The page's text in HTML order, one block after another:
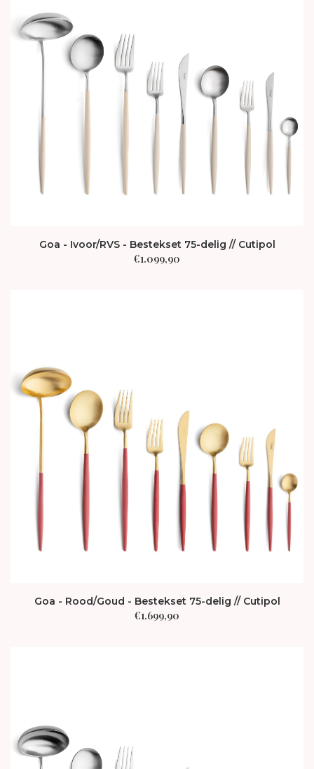
Goa - Ivoor/RVS - Bestekset 75-delig // Cutipol
€1.099,90
Goa - Rood/Goud - Bestekset 75-delig // Cutipol
€1.699,90